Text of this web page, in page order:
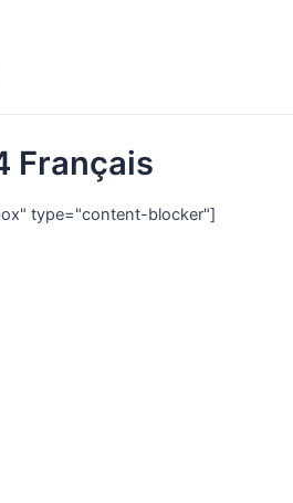
Français
type="content-blocker"]